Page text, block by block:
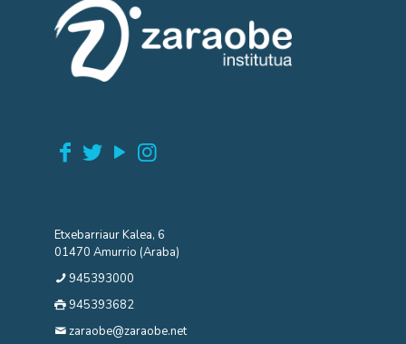
Etxebarriaur Kalea, 6
01470 Amurrio (Araba)
945393000
945393682
zaraobe@zaraobe.net